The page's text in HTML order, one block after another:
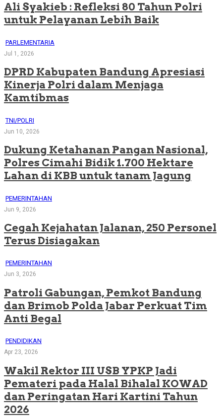
Ali Syakieb : Refleksi 80 Tahun Polri
untuk Pelayanan Lebih Baik
PARLEMENTARIA
Jul 1, 2026
DPRD Kabupaten Bandung Apresiasi
Kinerja Polri dalam Menjaga
Kamtibmas
TNI/POLRI
Jun 10, 2026
Dukung Ketahanan Pangan Nasional,
Polres Cimahi Bidik 1.700 Hektare
Lahan di KBB untuk tanam Jagung
PEMERINTAHAN
Jun 9, 2026
Cegah Kejahatan Jalanan, 250 Personel
Terus Disiagakan
PEMERINTAHAN
Jun 3, 2026
Patroli Gabungan, Pemkot Bandung
dan Brimob Polda Jabar Perkuat Tim
Anti Begal
PENDIDIKAN
Apr 23, 2026
Wakil Rektor III USB YPKP Jadi
Pemateri pada Halal Bihalal KOWAD
dan Peringatan Hari Kartini Tahun
2026